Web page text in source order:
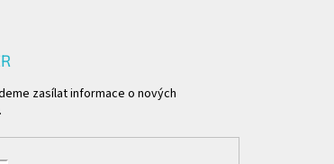
zasílat informace o nových